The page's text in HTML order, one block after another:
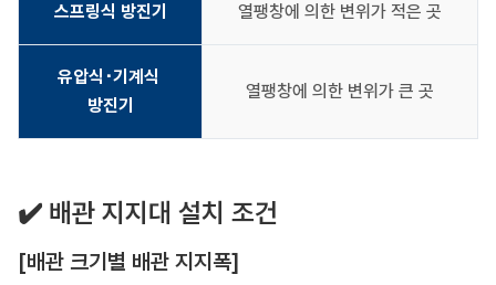
스프링식 방진기 열팽창에 의한 변위가 적은 곳
유압식･기계식
방진기
열팽창에 의한 변위가 큰 곳
✔️ 배관 지지대 설치 조건
[배관 크기별 배관 지지폭]